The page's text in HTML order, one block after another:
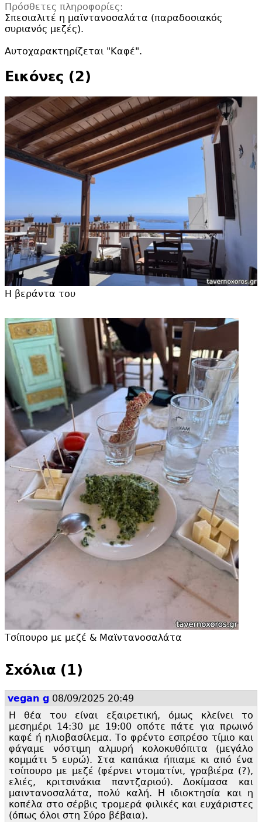
Πρόσθετες πληροφορίες:
Σπεσιαλιτέ η μαϊντανοσαλάτα (παραδοσιακός
συριανός μεζές).
Αυτοχαρακτηρίζεται "Καφέ".
Εικόνες (2)
Η βεράντα του
Τσίπουρο με μεζέ & Μαϊντανοσαλάτα
Σxόλια (1)
vegan g 08/09/2025 20:49
Η θέα του είναι εξαιρετική, όμως κλείνει το
μεσημέρι 14:30 με 19:00 οπότε πάτε για πρωινό
καφέ ή ηλιοβασίλεμα. Το φρέντο εσπρέσο τίμιο και
φάγαμε νόστιμη αλμυρή κολοκυθόπιτα (μεγάλο
κομμάτι 5 ευρώ). Στα καπάκια ήπιαμε κι από ένα
τσίπουρο με μεζέ (φέρνει ντοματίνι, γραβιέρα (?),
ελιές, κριτσινάκια παντζαριού). Δοκίμασα και
μαιντανοσαλάτα, πολύ καλή. Η ιδιοκτησία και η
κοπέλα στο σέρβις τρομερά φιλικές και ευχάριστες
(όπως όλοι στη Σύρο βέβαια).